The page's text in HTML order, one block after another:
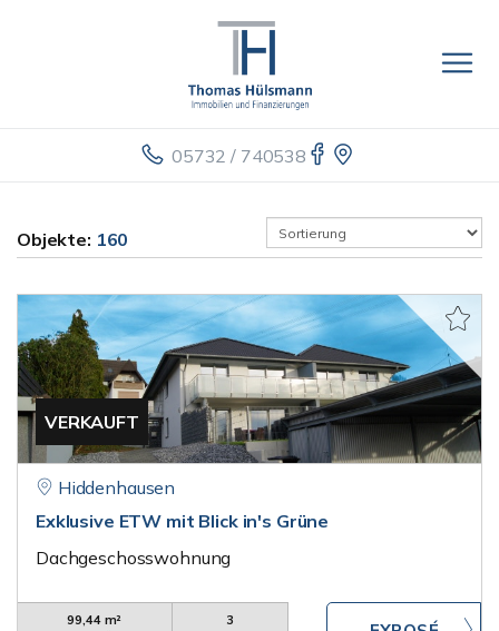
05732 / 740538
Objekte: 160
VERKAUFT
Hiddenhausen
Exklusive ETW mit Blick in's Grüne
Dachgeschosswohnung
99,44 m²
3